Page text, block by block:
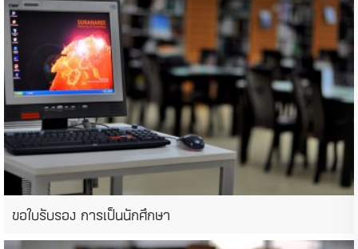
ขอใบรับรอง การเป็นนักศึกษา